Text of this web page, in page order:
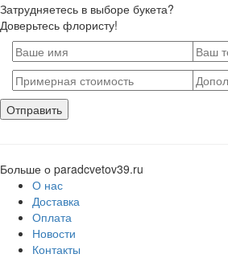
Затрудняетесь в выборе букета?
Доверьтесь флористу!
Больше о paradcvetov39.ru
О нас
Доставка
Оплата
Новости
Контакты